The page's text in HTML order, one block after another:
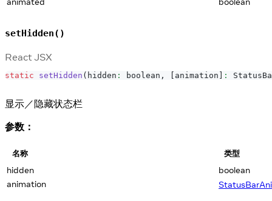
setHidden()
React JSX
static setHidden ( hidden : boolean , animation :
显示／隐藏状态栏
参数：
名称 类型
hidden
boolean
animation